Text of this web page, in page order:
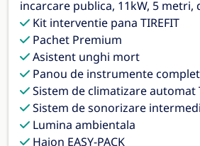
incarcare publica, 11kW, 5 metri,
Kit interventie pana TIREFIT
Pachet Premium
Asistent unghi mort
Panou de instrumente
Sistem de climatizare automat
Sistem de sonorizare
Lumina ambientala
Haion EASY-PACK